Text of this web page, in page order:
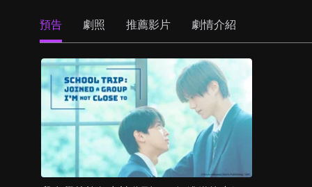
預告 劇照 推薦影片 劇情介紹